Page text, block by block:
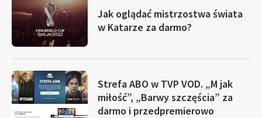
Jak oglądać mistrzostwa świata
w Katarze za darmo?
Strefa ABO w TVP VOD. „M jak
miłość”, „Barwy szczęścia” za
darmo i przedpremierowo